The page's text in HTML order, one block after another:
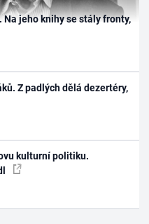
jeho knihy se stály fronty,
Z padlých dělá dezertéry,
kulturní politiku.